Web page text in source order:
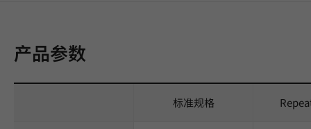
产品参数
标准规格